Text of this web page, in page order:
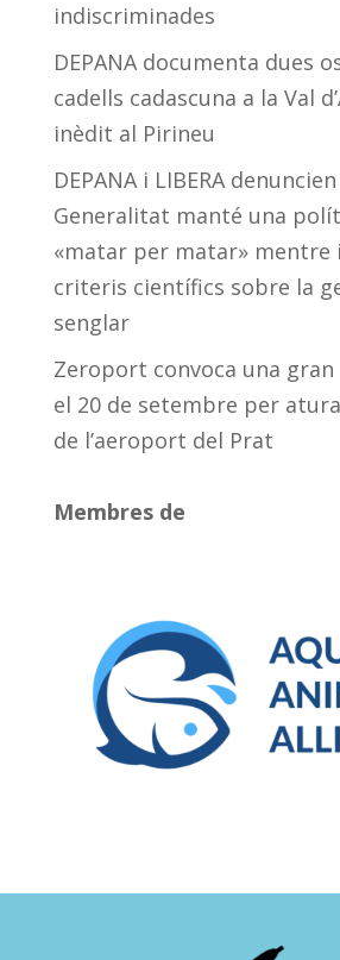
indiscriminades
DEPANA documenta dues
cadells cadascuna a la Val
inèdit al Pirineu
DEPANA i LIBERA
Generalitat manté una
«matar per matar» mentre
criteris científics sobre la
senglar
Zeroport convoca una
el 20 de setembre per
de l’aeroport del Prat
Membres de